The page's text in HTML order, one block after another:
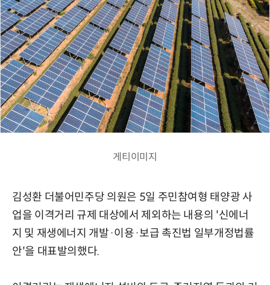
게티이미지
김성환 더불어민주당 의원은 5일 주민참여형 태양광 사
업을 이격거리 규제 대상에서 제외하는 내용의 '신에너
지 및 재생에너지 개발·이용·보급 촉진법 일부개정법률
안'을 대표발의했다.